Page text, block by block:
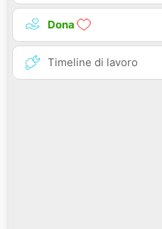
Dona
Timeline di lavoro